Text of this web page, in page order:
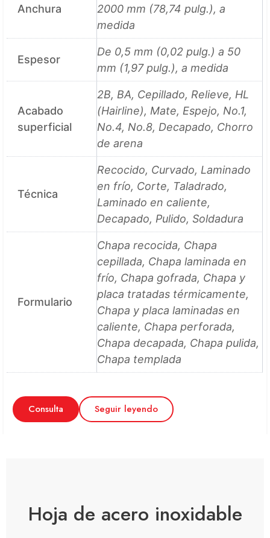
Anchura
2000 mm (78,74 pulg.), a
medida
Espesor
De 0,5 mm (0,02 pulg.) a 50
mm (1,97 pulg.), a medida
Acabado
superficial
2B, BA, Cepillado, Relieve, HL
(Hairline), Mate, Espejo, No.1,
No.4, No.8, Decapado, Chorro
de arena
Técnica
Recocido, Curvado, Laminado
en frío, Corte, Taladrado,
Laminado en caliente,
Decapado, Pulido, Soldadura
Formulario
Chapa recocida, Chapa
cepillada, Chapa laminada en
frío, Chapa gofrada, Chapa y
placa tratadas térmicamente,
Chapa y placa laminadas en
caliente, Chapa perforada,
Chapa decapada, Chapa pulida,
Chapa templada
Consulta Seguir leyendo
Hoja de acero inoxidable